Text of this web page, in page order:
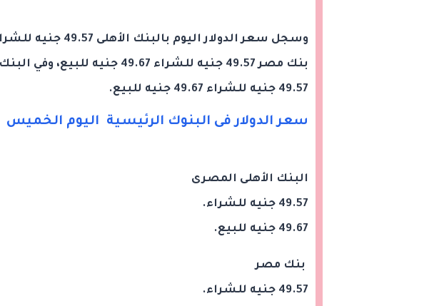
49.57 جنيه للشراء 49.67 جنيه للبيع.
سعر الدولار فى البنوك الرئيسية اليوم الخميس
البنك الأهلى المصرى
49.57 جنيه للشراء.
49.67 جنيه للبيع.
بنك مصر
49.57 جنيه للشراء.